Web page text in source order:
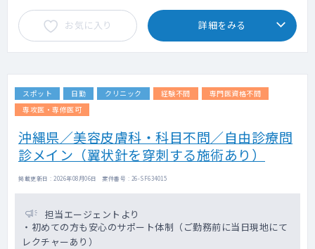
お気に入り 詳細をみる
スポット 日勤 クリニック 経験不問
専門医資格不問
専攻医・専修医可
沖縄県／美容皮膚科・科目不問／自由診療問
診メイン（翼状針を穿刺する施術あり）
掲載更新日 : 2026年08月06日 案件番号 : 26-SF634015
担当エージェントより
・初めての方も安心のサポート体制（ご勤務前に当日現地にて
レクチャーあり）